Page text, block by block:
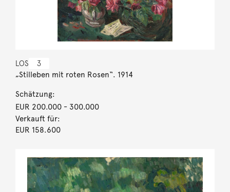
LOS 3
„Stilleben mit roten Rosen“. 1914
Schätzung:
EUR 200.000- 300.000
Verkauft für:
EUR 158.600